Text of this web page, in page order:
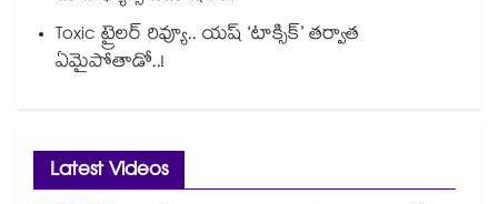
Toxic ట్రైలర్ రివ్యూ.. యష్ ‘టాక్సిక్’ తర్వాత
ఏమైపోతాడో..!
Latest Videos